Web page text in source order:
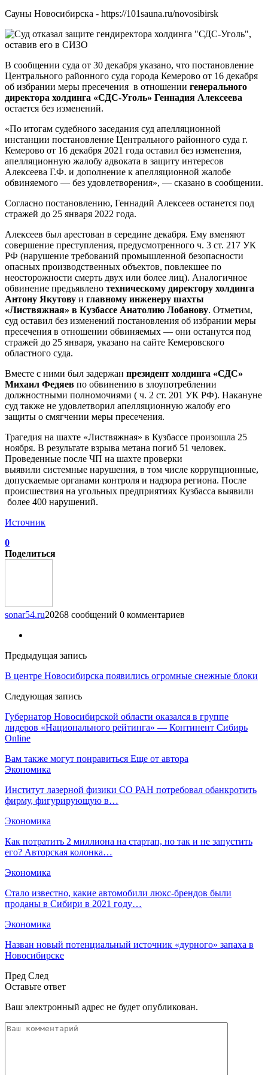
Сауны Новосибирска - https://101sauna.ru/novosibirsk
В сообщении суда от 30 декабря указано, что постановление
Центрального районного суда города Кемерово от 16 декабря
об избрании меры пресечения в отношении генерального
директора холдинга «СДС-Уголь» Геннадия Алексеева
остается без изменений.
«По итогам судебного заседания суд апелляционной
инстанции постановление Центрального районного суда г.
Кемерово от 16 декабря 2021 года оставил без изменения,
апелляционную жалобу адвоката в защиту интересов
Алексеева Г.Ф. и дополнение к апелляционной жалобе
обвиняемого — без удовлетворения», — сказано в сообщении.
Согласно постановлению, Геннадий Алексеев останется под
стражей до 25 января 2022 года.
Алексеев был арестован в середине декабря. Ему вменяют
совершение преступления, предусмотренного ч. 3 ст. 217 УК
РФ (нарушение требований промышленной безопасности
опасных производственных объектов, повлекшее по
неосторожности смерть двух или более лиц). Аналогичное
обвинение предъявлено техническому директору холдинга
Антону Якутову и главному инженеру шахты
«Листвяжная» в Кузбассе Анатолию Лобанову. Отметим,
суд оставил без изменений постановления об избрании меры
пресечения в отношении обвиняемых — они останутся под
стражей до 25 января, указано на сайте Кемеровского
областного суда.
Вместе с ними был задержан президент холдинга «СДС»
Михаил Федяев по обвинению в злоупотреблении
должностными полномочиями ( ч. 2 ст. 201 УК РФ). Накануне
суд также не удовлетворил апелляционную жалобу его
защиты о смягчении меры пресечения.
Трагедия на шахте «Листвяжная» в Кузбассе произошла 25
ноября. В результате взрыва метана погиб 51 человек.
Проведенные после ЧП на шахте проверки
выявили системные нарушения, в том числе коррупционные,
допускаемые органами контроля и надзора региона. После
происшествия на угольных предприятиях Кузбасса выявили
более 400 нарушений.
Источник
0
Поделиться
sonar54.ru20268 сообщений 0 комментариев
Предыдущая запись
В центре Новосибирска появились огромные снежные блоки
Следующая запись
Губернатор Новосибирской области оказался в группе
лидеров «Национального рейтинга» — Континент Сибирь
Online
Вам также могут понравиться Еще от автора
Экономика
Институт лазерной физики СО РАН потребовал обанкротить
фирму, фигурирующую в…
Экономика
Как потратить 2 миллиона на стартап, но так и не запустить
его? Авторская колонка…
Экономика
Стало известно, какие автомобили люкс-брендов были
проданы в Сибири в 2021 году…
Экономика
Назван новый потенциальный источник «дурного» запаха в
Новосибирске
Пред След
Оставьте ответ
Ваш электронный адрес не будет опубликован.